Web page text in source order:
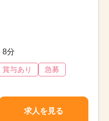
8分
与あり
急募
求人を見る